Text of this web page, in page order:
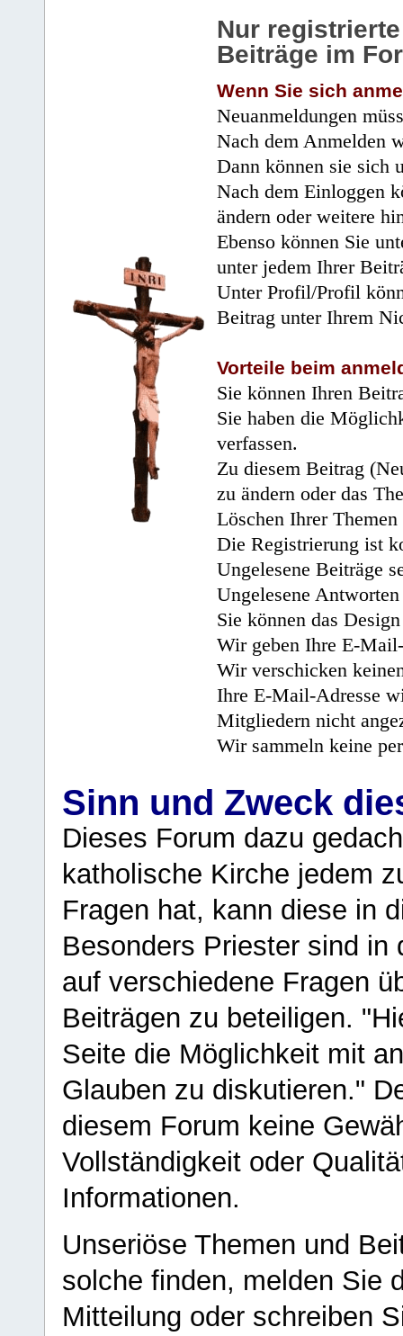
Nur
Beiträge im
Wenn Sie sich
Neuanmeldungen
Nach dem Anmelden
Dann können sie sich
Nach dem Einloggen
ändern oder weitere
Ebenso können Sie
unter jedem Ihrer
Unter Profil/Profil
Beitrag unter Ihrem
Vorteile beim
Sie können Ihren
Sie haben die
verfassen.
Zu diesem Beitrag
zu ändern oder das
Löschen Ihrer
Die Registrierung ist
Ungelesene Beiträge
Ungelesene
Sie können das
Wir geben Ihre E-
Wir verschicken
Ihre E-Mail-Adresse
Mitgliedern nicht
Wir sammeln keine
Sinn und Zweck
Dieses Forum dazu
katholische Kirche jedem
Fragen hat, kann diese in
Besonders Priester sind in
auf verschiedene Fragen
Beiträgen zu beteiligen.
Seite die Möglichkeit mit
Glauben zu diskutieren."
diesem Forum keine
Vollständigkeit oder
Informationen.
Unseriöse Themen und
solche finden, melden Sie
Mitteilung oder schreiben